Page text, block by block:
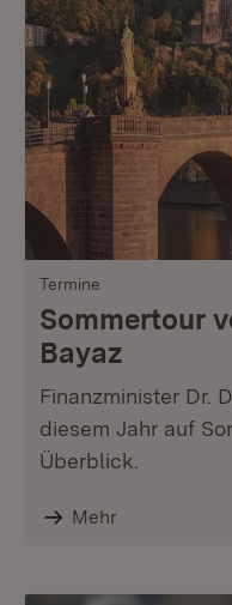
Termine
Sommertour
Bayaz
Finanzminister Dr.
diesem Jahr auf
Überblick.
Mehr